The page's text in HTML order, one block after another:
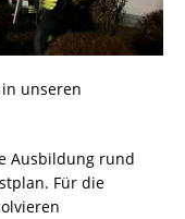
unseren
Ausbildung rund
Für die